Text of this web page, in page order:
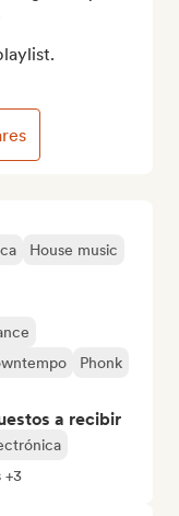
House music
Phonk
a recibir
+3